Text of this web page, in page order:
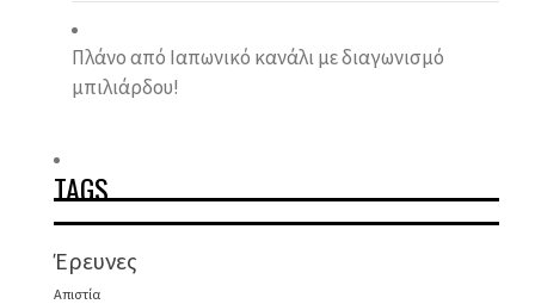
Πλάνο από Ιαπωνικό κανάλι με διαγωνισμό
μπιλιάρδου!
TAGS
Έρευνες
Απιστία